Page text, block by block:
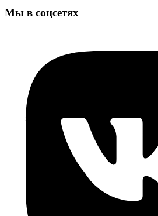
Мы в соцсетях